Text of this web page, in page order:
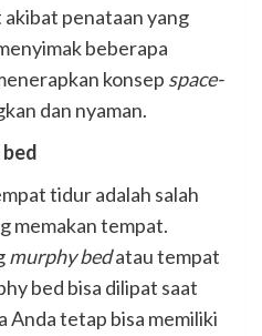
penataan yang
beberapa
konsep space-
dan nyaman.
tidur adalah salah
memakan tempat.
murphy bedatau tempat
bed bisa dilipat saat
Anda tetap bisa memiliki